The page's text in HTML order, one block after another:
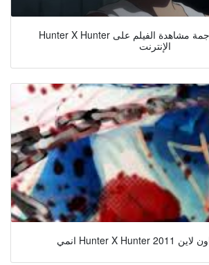
Hunter X Hunter الحلقة 149 مترجمة مشاهدة الفيلم على
الإنترنت